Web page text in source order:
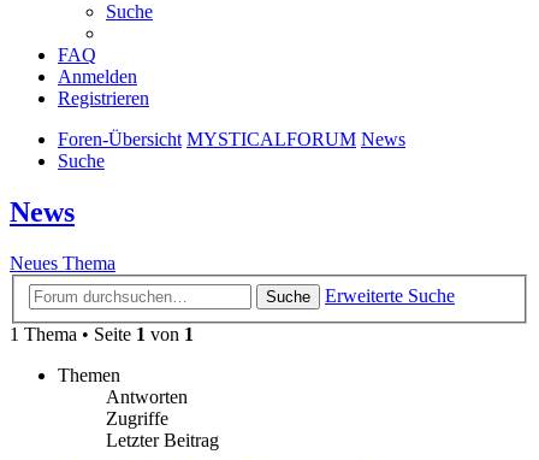
Suche
FAQ
Anmelden
Registrieren
Foren-Übersicht MYSTICALFORUM News
Suche
News
Neues Thema
Suche
Erweiterte Suche
1 Thema • Seite 1 von 1
Themen
Antworten
Zugriffe
Letzter Beitrag